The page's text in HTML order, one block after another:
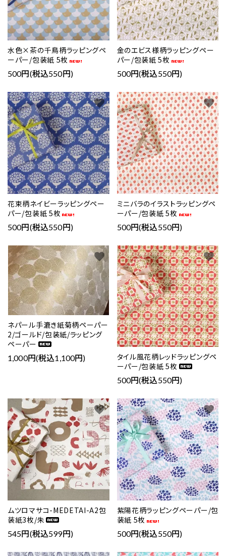
水色×茶の千鳥柄ラッピングペ
ーパー/包装紙 5枚
500円(税込550円)
金のエビス様柄ラッピングペー
パー/包装紙 5枚
500円(税込550円)
花束柄ネイビーラッピングペー
パー/包装紙 5枚
500円(税込550円)
favorite
ミニバラのイラストラッピングペ
ーパー/包装紙 5枚
500円(税込550円)
favorite
ネパール手漉き紙菊柄ペーパー
2/ゴールド/包装紙/ラッピング
ペーパー
1,000円(税込1,100円)
favorite
タイル風花柄レッドラッピングペ
ーパー/包装紙 5枚
500円(税込550円)
favorite
ムツロマサコ-MEDETAI-A2包
装紙3枚/朱
545円(税込599円)
favorite
紫陽花柄ラッピングペーパー/包
装紙 5枚
500円(税込550円)
favorite